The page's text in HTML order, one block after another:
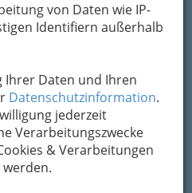
von Daten wie IP-
Identifiern außerhalb
Ihrer Daten und Ihren
Datenschutzinformation.
jederzeit
Verarbeitungszwecke
& Verarbeitungen
fühlen,
haben.
Natürlich kann man
auch im
Erwachsenenalter
Purzelbäume
schlagen, auf Bäume
klettern, und